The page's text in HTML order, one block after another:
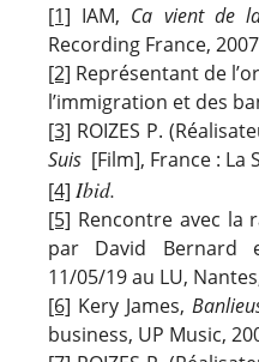
[1] IAM, Ca vient de
Recording France,
[2] Représentant de
l’immigration et des
[3] ROIZES P.
Suis [Film], France : La
[4] Ibid.
[5] Rencontre avec la
par David Bernard
11/05/19 au LU,
[6] Kery James,
business, UP Music,